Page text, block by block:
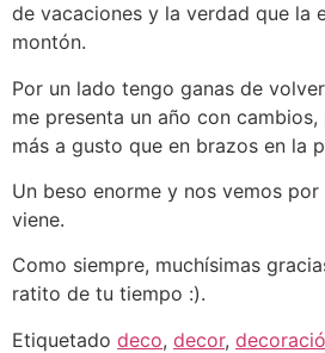
de vacaciones y la verdad que la
montón.
Por un lado tengo ganas de
me presenta un año con
más a gusto que en brazos en la
Un beso enorme y nos vemos
viene.
Como siempre, muchísimas
ratito de tu tiempo :).
Etiquetado deco, decor,